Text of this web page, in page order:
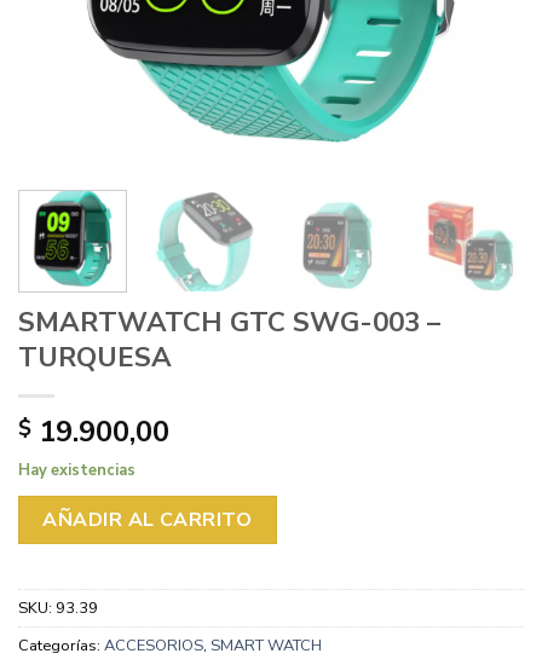
SMARTWATCH GTC SWG-003 –
TURQUESA
$ 19.900,00
Hay existencias
AÑADIR AL CARRITO
SKU: 93.39
Categorías: ACCESORIOS, SMART WATCH